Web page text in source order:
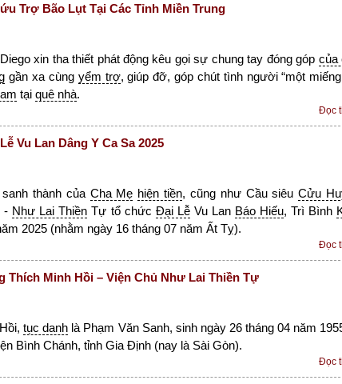
Trợ Bão Lụt Tại Các Tỉnh Miền Trung
xin tha thiết phát động kêu gọi sự chung tay đóng góp của
gần xa cùng yểm trợ, giúp đỡ, góp chút tình người “một
tại quê nhà.
Đọc
Vu Lan Dâng Y Ca Sa 2025
sanh thành của Cha Mẹ hiện tiền, cũng như Cầu siêuCửu
- Như Lai Thiền Tự tổ chức Đại LễVu Lan Báo Hiếu, Trì Bình
2025 (nhằm ngày 16 tháng 07 năm Ất Tỵ).
Đọc
Thích Minh Hồi – Viện Chủ Như Lai Thiền Tự
tục danh là Phạm Văn Sanh, sinh ngày 26 tháng 04 năm
Bình Chánh, tỉnh Gia Định (nay là Sài Gòn).
Đọc